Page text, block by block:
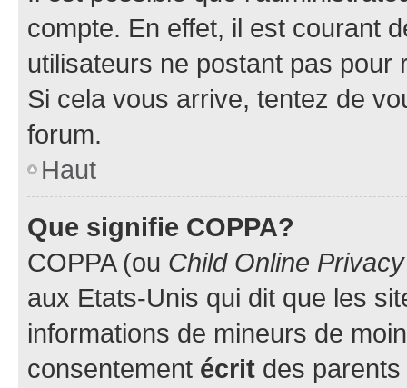
compte. En effet, il est courant
utilisateurs ne postant pas pour
Si cela vous arrive, tentez de
forum.
Haut
Que signifie COPPA?
COPPA (ou Child Online
aux Etats-Unis qui dit que les
informations de mineurs de
consentement écrit des parents